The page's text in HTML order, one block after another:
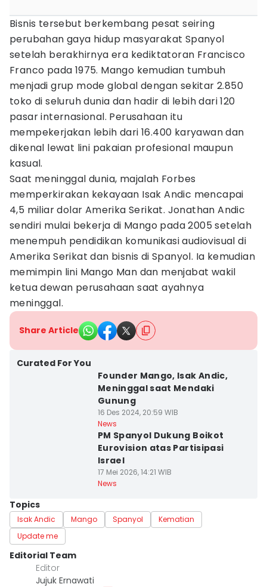
Bisnis tersebut berkembang pesat seiring
perubahan gaya hidup masyarakat Spanyol
setelah berakhirnya era kediktatoran Francisco
Franco pada 1975. Mango kemudian tumbuh
menjadi grup mode global dengan sekitar 2.850
toko di seluruh dunia dan hadir di lebih dari 120
pasar internasional. Perusahaan itu
mempekerjakan lebih dari 16.400 karyawan dan
dikenal lewat lini pakaian profesional maupun
kasual.
Saat meninggal dunia, majalah Forbes
memperkirakan kekayaan Isak Andic mencapai
4,5 miliar dolar Amerika Serikat. Jonathan Andic
sendiri mulai bekerja di Mango pada 2005 setelah
menempuh pendidikan komunikasi audiovisual di
Amerika Serikat dan bisnis di Spanyol. Ia kemudian
memimpin lini Mango Man dan menjabat wakil
ketua dewan perusahaan saat ayahnya
meninggal.
Share Article
Curated For You
Founder Mango, Isak Andic,
Meninggal saat Mendaki
Gunung
16 Des 2024, 20:59 WIB
News
PM Spanyol Dukung Boikot
Eurovision atas Partisipasi
Israel
17 Mei 2026, 14:21 WIB
News
Topics
Isak Andic Mango Spanyol
Kematian
Update me
Editorial Team
Editor
Jujuk Ernawati